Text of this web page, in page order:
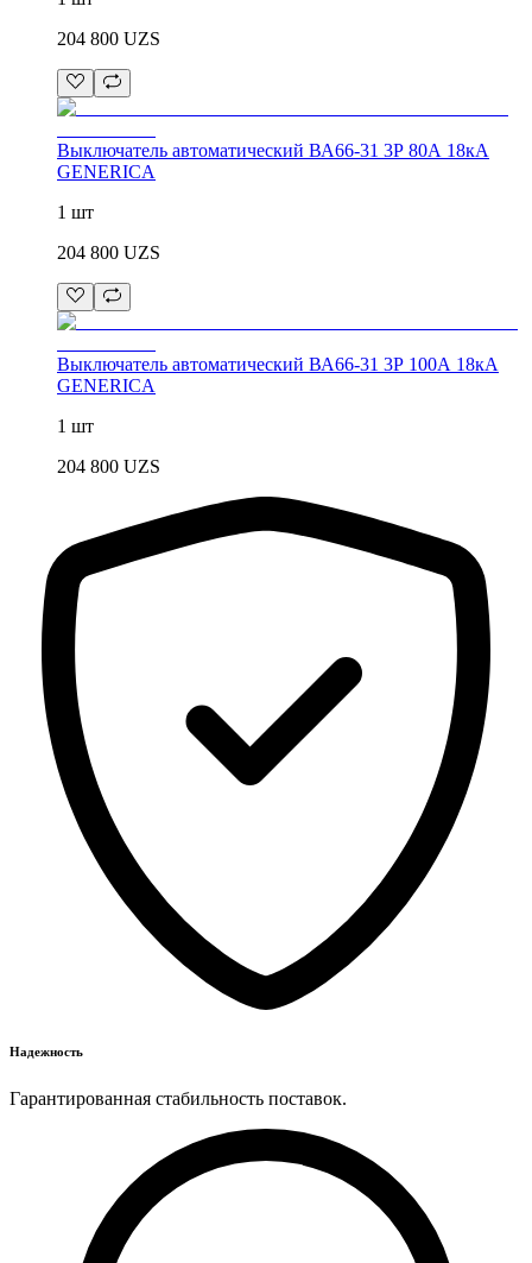
204 800 UZS
Выключатель автоматический ВА66-31 3Р 80А 18кА
GENERICA
1 шт
204 800 UZS
Выключатель автоматический ВА66-31 3Р 100А 18кА
GENERICA
1 шт
204 800 UZS
Надежность
Гарантированная стабильность поставок.